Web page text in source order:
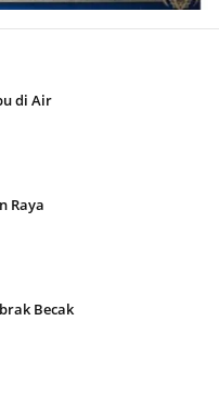
di Air
Raya
Becak